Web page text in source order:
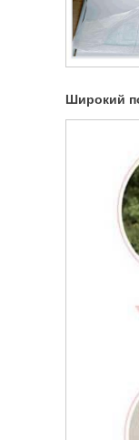
Широкий